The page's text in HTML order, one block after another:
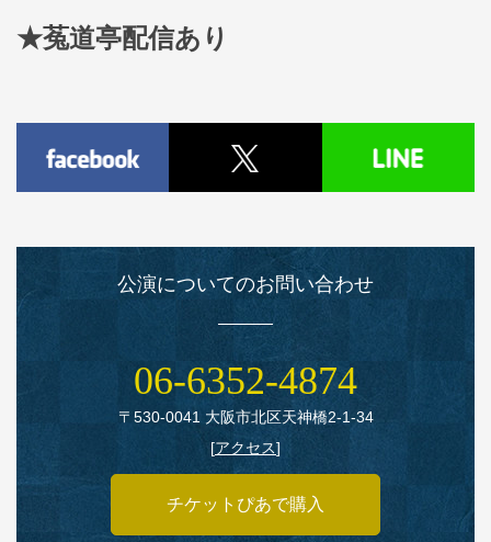
★菟道亭配信あり
公演についてのお問い合わせ
06‑6352‑4874
〒530‑0041 大阪市北区天神橋2‑1‑34
[アクセス]
チケットぴあで購入